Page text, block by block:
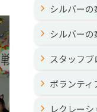
シルバーの
シルバーの
スタッフブ
ボランティ
レクレーシ